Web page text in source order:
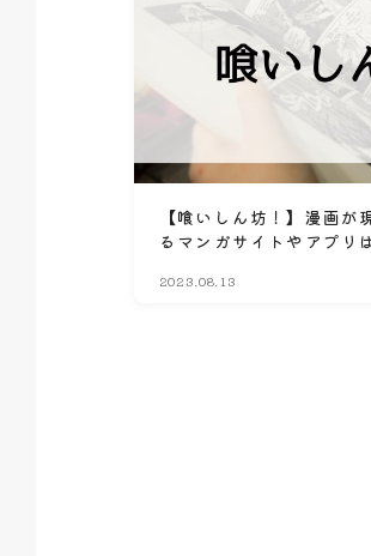
【喰いしん坊！】漫画が
るマンガサイトやアプリ
2023.08.13